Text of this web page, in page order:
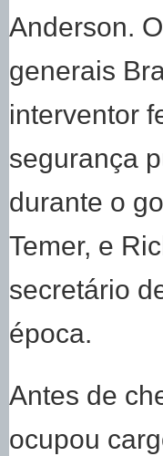
Anderson.
generais
interventor
segurança
durante o
Temer, e
secretário
época.
Antes de
ocupou